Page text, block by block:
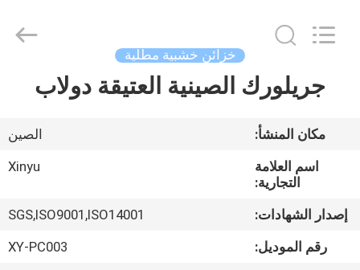
الصفحة
منتجات
معلومات
Furniture
Co.,Ltd.
خزائن خشبية مطلية
جريلورك الصينية العتيقة دولاب
مكان المنشأ:
الصين
اسم العلامة
التجارية:
Xinyu
إصدار الشهادات:
SGS,ISO9001,ISO14001
رقم الموديل:
XY-PC003